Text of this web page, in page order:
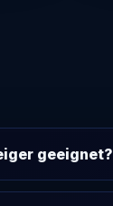
geeignet?